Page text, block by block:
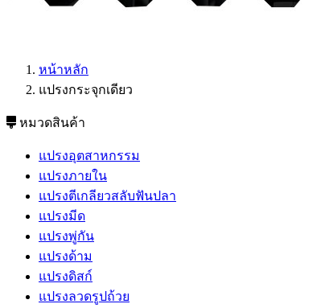
หน้าหลัก
แปรงกระจุกเดียว
หมวดสินค้า
แปรงอุตสาหกรรม
แปรงภายใน
แปรงตีเกลียวสลับฟันปลา
แปรงมีด
แปรงพู่กัน
แปรงด้าม
แปรงดิสก์
แปรงลวดรูปถ้วย